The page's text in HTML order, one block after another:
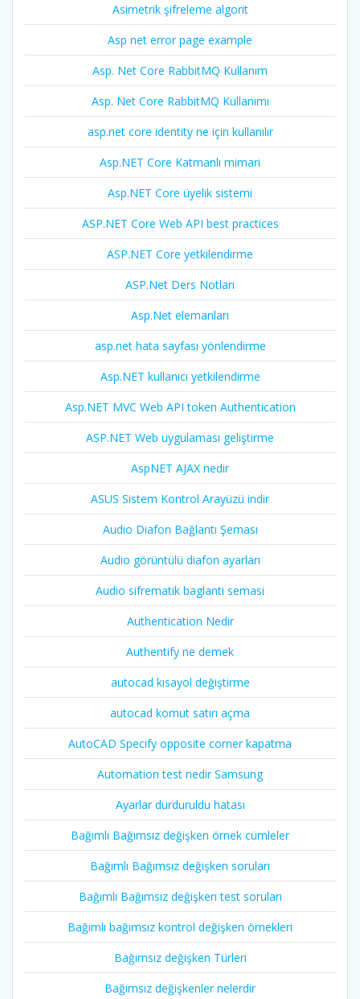
Asimetrik şifreleme algorit
Asp net error page example
Asp. Net Core RabbitMQ Kullanım
Asp. Net Core RabbitMQ Kullanımı
asp.net core identity ne için kullanılır
Asp.NET Core Katmanlı mimari
Asp.NET Core üyelik sistemi
ASP.NET Core Web API best practices
ASP.NET Core yetkilendirme
ASP.Net Ders Notları
Asp.Net elemanları
asp.net hata sayfası yönlendirme
Asp.NET kullanıcı yetkilendirme
Asp.NET MVC Web API token Authentication
ASP.NET Web uygulaması geliştirme
AspNET AJAX nedir
ASUS Sistem Kontrol Arayüzü indir
Audio Diafon Bağlantı Şeması
Audio görüntülü diafon ayarları
Audio sifrematik baglanti semasi
Authentication Nedir
Authentify ne demek
autocad kısayol değiştirme
autocad komut satırı açma
AutoCAD Specify opposite corner kapatma
Automation test nedir Samsung
Ayarlar durduruldu hatası
Bağımlı Bağımsız değişken örnek cümleler
Bağımlı Bağımsız değişken soruları
Bağımlı Bağımsız değişken test soruları
Bağımlı bağımsız kontrol değişken örnekleri
Bağımsız değişken Türleri
Bağımsız değişkenler nelerdir